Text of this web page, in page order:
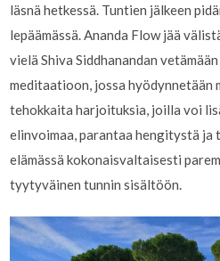
läsnä hetkessä. Tuntien jälkeen
lepäämässä. Ananda Flow jää
vielä Shiva Siddhanandan
meditaatioon, jossa hyödynnetään
tehokkaita harjoituksia, joilla voi
elinvoimaa, parantaa hengitystä ja
elämässä kokonaisvaltaisesti
tyytyväinen tunnin sisältöön.